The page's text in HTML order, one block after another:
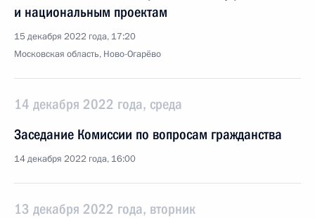
и национальным проектам
15 декабря 2022 года, 17:20
Московская область, Ново-Огарёво
14 декабря 2022 года, среда
Заседание Комиссии по вопросам гражданства
14 декабря 2022 года, 16:00
13 декабря 2022 года, вторник